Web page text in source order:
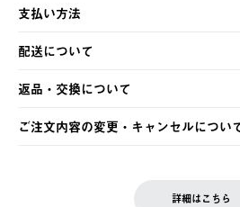
支払い方法
以下のいずれかの方法でお支払いいた
・クレジットカード決済
・コンビニ決済
・Pay-easy決済
配送について
【発送スケジュール】
ご注文・ご入金完了より2営業日以内
土日祝の発送はございませんので、木
の発送となる場合がございます。
返品・交換について
※お客様都合の場合
お客様都合の返品にかかる送料は、お
ご注文内容の変更・キャンセルについ
LOGOS FAMILY会員の方は、会員マ
詳細はこちら